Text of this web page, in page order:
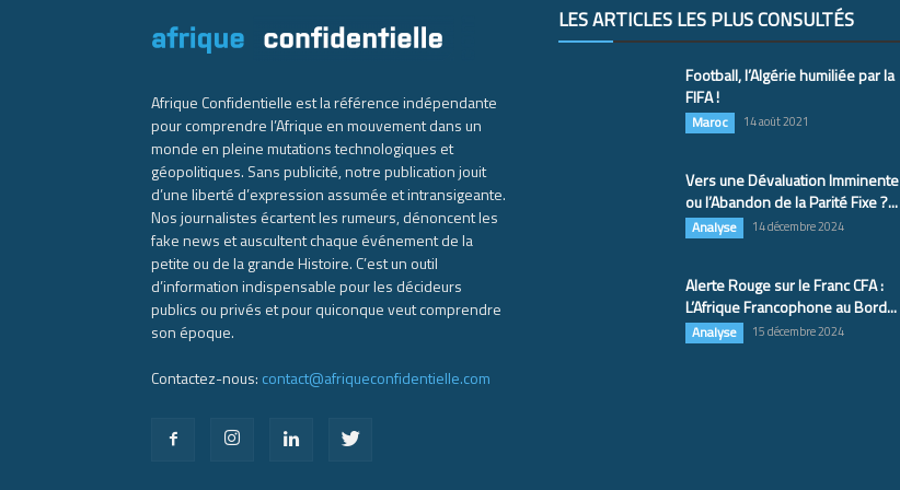
Afrique Confidentielle est la référence indépendante
pour comprendre l’Afrique en mouvement dans un
monde en pleine mutations technologiques et
géopolitiques. Sans publicité, notre publication jouit
d’une liberté d’expression assumée et intransigeante.
Nos journalistes écartent les rumeurs, dénoncent les
fake news et auscultent chaque événement de la
petite ou de la grande Histoire. C’est un outil
d’information indispensable pour les décideurs
publics ou privés et pour quiconque veut comprendre
son époque.
Contactez-nous: contact@afriqueconfidentielle.com
LES ARTICLES LES PLUS CONSULTÉS
Football, l’Algérie humiliée par la
FIFA !
Maroc 14 août 2021
Vers une Dévaluation Imminente
ou l’Abandon de la Parité Fixe ?...
Analyse 14 décembre 2024
Alerte Rouge sur le Franc CFA :
L’Afrique Francophone au Bord...
Analyse 15 décembre 2024